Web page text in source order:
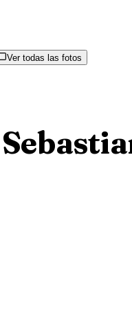
Ver todas las fotos